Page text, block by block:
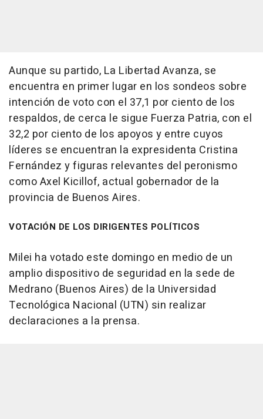
Aunque su partido, La Libertad Avanza, se
encuentra en primer lugar en los sondeos sobre
intención de voto con el 37,1 por ciento de los
respaldos, de cerca le sigue Fuerza Patria, con el
32,2 por ciento de los apoyos y entre cuyos
líderes se encuentran la expresidenta Cristina
Fernández y figuras relevantes del peronismo
como Axel Kicillof, actual gobernador de la
provincia de Buenos Aires.
VOTACIÓN DE LOS DIRIGENTES POLÍTICOS
Milei ha votado este domingo en medio de un
amplio dispositivo de seguridad en la sede de
Medrano (Buenos Aires) de la Universidad
Tecnológica Nacional (UTN) sin realizar
declaraciones a la prensa.